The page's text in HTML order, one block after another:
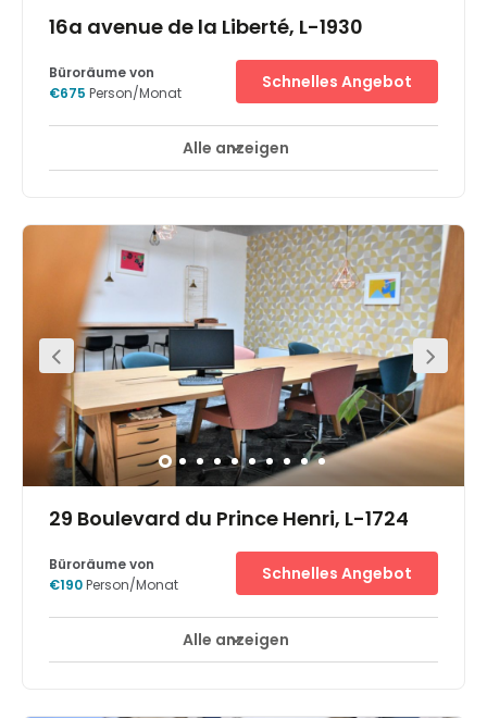
16a avenue de la Liberté, L-1930
24-Stunden-Zugang Tagesbetreuung
amenities in the neighbourhood. Membership rates are
inclusive of services such as telephone connection, high
speed internet, service charges and more. A concierge
service is provided on site for your convenience. You can
also enjoy great views of the city from a terrace. Public
parking is found nearby.
Büroräume von
€675 Person/Monat
Schnelles Angebot
Alle anzeigen
29 Boulevard du Prince Henri, L-1724
24-Stunden-Zugang Break-Out Bereiche
Büroräume von
€190Person/Monat
Schnelles Angebot
Alle anzeigen